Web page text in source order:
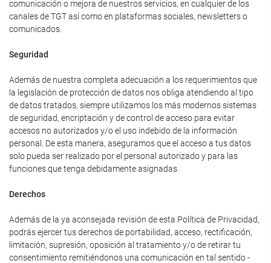
comunicación o mejora de nuestros servicios, en cualquier de los
canales de TGT así como en plataformas sociales, newsletters o
comunicados.
Seguridad
Además de nuestra completa adecuación a los requerimientos que
la legislación de protección de datos nos obliga atendiendo al tipo
de datos tratados, siempre utilizamos los más modernos sistemas
de seguridad, encriptación y de control de acceso para evitar
accesos no autorizados y/o el uso indebido de la información
personal. De esta manera, aseguramos que el acceso a tus datos
solo pueda ser realizado por el personal autorizado y para las
funciones que tenga debidamente asignadas.
Derechos
Además de la ya aconsejada revisión de esta Política de Privacidad,
podrás ejercer tus derechos de portabilidad, acceso, rectificación,
limitación, supresión, oposición al tratamiento y/o de retirar tu
consentimiento remitiéndonos una comunicación en tal sentido -